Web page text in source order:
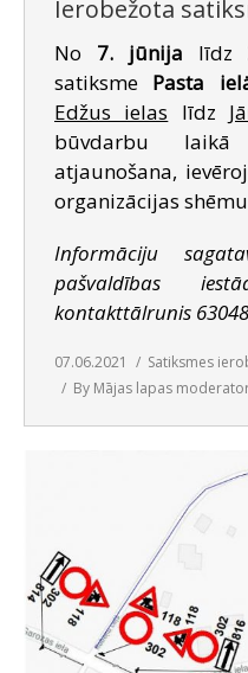
Ierobežota
No 7. jūnija līdz
satiksme Pasta
Edžus ielas līdz
būvdarbu
atjaunošana,
organizācijas
Informāciju
pašvaldības
kontakttālrunis
07.06.2021
Satiksmes
By Mājas lapas